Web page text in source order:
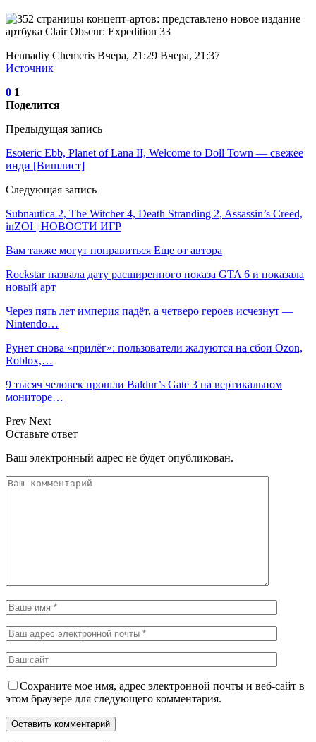
Hennadiy Chemеris Вчера, 21:29 Вчера, 21:37
Источник
0 1
Поделится
Предыдущая запись
Esoteric Ebb, Planet of Lana II, Welcome to Doll Town — свежее
инди [Вишлист]
Следующая запись
Subnautica 2, The Witcher 4, Death Stranding 2, Assassin’s Creed,
inZOI | НОВОСТИ ИГР
Вам также могут понравиться Еще от автора
Rockstar назвала дату расширенного показа GTA 6 и показала
новый арт
Через пять лет империя падёт, а четверо героев исчезнут —
Nintendo…
Рунет снова «прилёг»: пользователи жалуются на сбои Ozon,
Roblox,…
9 тысяч человек прошли Baldur’s Gate 3 на вертикальном
мониторе…
Prev Next
Оставьте ответ
Ваш электронный адрес не будет опубликован.
Сохраните мое имя, адрес электронной почты и веб-сайт в
этом браузере для следующего комментария.